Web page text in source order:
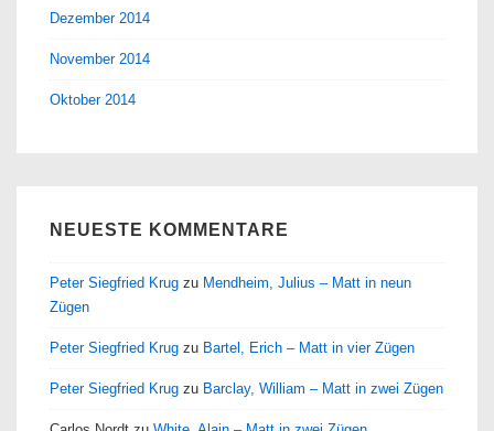
Dezember 2014
November 2014
Oktober 2014
NEUESTE KOMMENTARE
Peter Siegfried Krug zu Mendheim, Julius – Matt in neun
Zügen
Peter Siegfried Krug zu Bartel, Erich – Matt in vier Zügen
Peter Siegfried Krug zu Barclay, William – Matt in zwei Zügen